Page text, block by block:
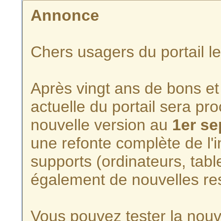
Annonce
Chers usagers du portail
Après vingt ans de bons
actuelle du portail sera
nouvelle version au 1er
une refonte complète de
supports (ordinateurs,
également de nouvelles
Vous pouvez tester la